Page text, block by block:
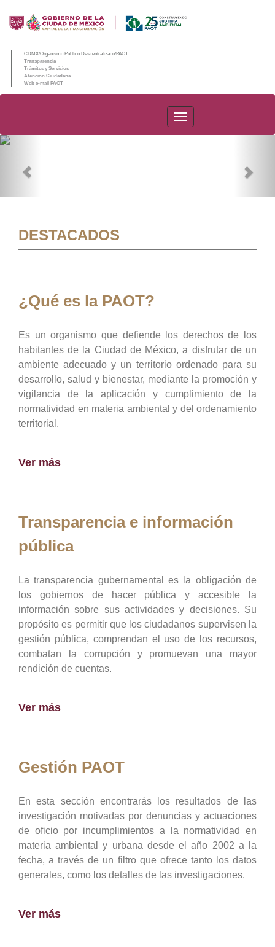
CDMX/Organismo Público Descentralizado/PAOT
Transparencia
Trámites y Servicios
Atención Ciudadana
Web e-mail PAOT
PAOT
DESTACADOS
¿Qué es la PAOT?
Es un organismo que defiende los derechos de los
habitantes de la Ciudad de México, a disfrutar de un
ambiente adecuado y un territorio ordenado para su
desarrollo, salud y bienestar, mediante la promoción y
vigilancia de la aplicación y cumplimiento de la
normatividad en materia ambiental y del ordenamiento
territorial.
Ver más
Transparencia e información
pública
La transparencia gubernamental es la obligación de
los gobiernos de hacer pública y accesible la
información sobre sus actividades y decisiones. Su
propósito es permitir que los ciudadanos supervisen la
gestión pública, comprendan el uso de los recursos,
combatan la corrupción y promuevan una mayor
rendición de cuentas.
Ver más
Gestión PAOT
En esta sección encontrarás los resultados de las
investigación motivadas por denuncias y actuaciones
de oficio por incumplimientos a la normatividad en
materia ambiental y urbana desde el año 2002 a la
fecha, a través de un filtro que ofrece tanto los datos
generales, como los detalles de las investigaciones.
Ver más